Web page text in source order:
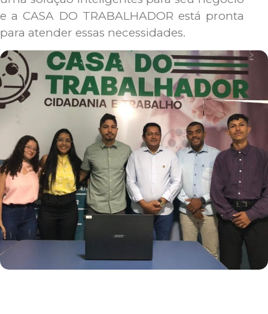
e a CASA DO TRABALHADOR está pronta
para atender essas necessidades.